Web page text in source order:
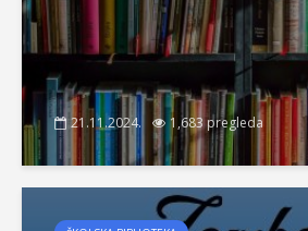
21.11.2024. 1,683 pregleda